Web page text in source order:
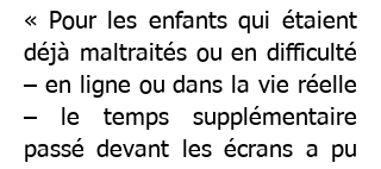
« Pour les enfants qui étaient
déjà maltraités ou en difficulté
– en ligne ou dans la vie réelle
– le temps supplémentaire
passé devant les écrans a pu